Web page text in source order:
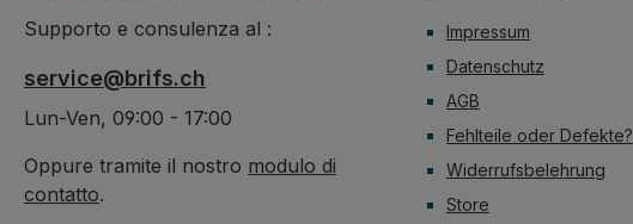
Supporto e consulenza al :
service@brifs.ch
Lun-Ven, 09:00 - 17:00
Oppure tramite il nostro modulo di
contatto.
Impressum
Datenschutz
AGB
Fehlteile oder Defekte?
Widerrufsbelehrung
Store